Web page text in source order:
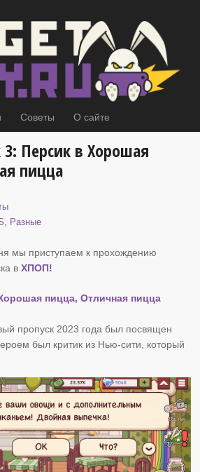
Советы О сайте
Персик в Хорошая
пицца
, Разные
мы приступаем к прохождению
вХПОП!
пицца, Отличная пицца
пропуск 2023 года был посвящен
был критик из Нью-сити, который